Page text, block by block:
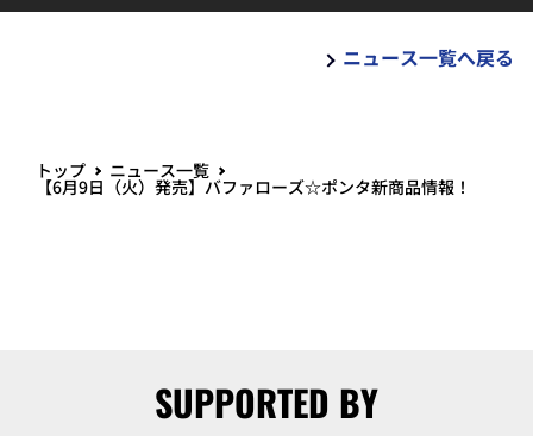
ニュース一覧へ戻る
トップ ニュース一覧
【6月9日（火）発売】バファローズ☆ポンタ新商品情報！
SUPPORTED BY